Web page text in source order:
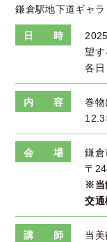
鎌倉駅地下道ギャラ
日 時
望す
各
内 容
巻物
会 場
鎌倉
〒
※当
交通
講 師 当美